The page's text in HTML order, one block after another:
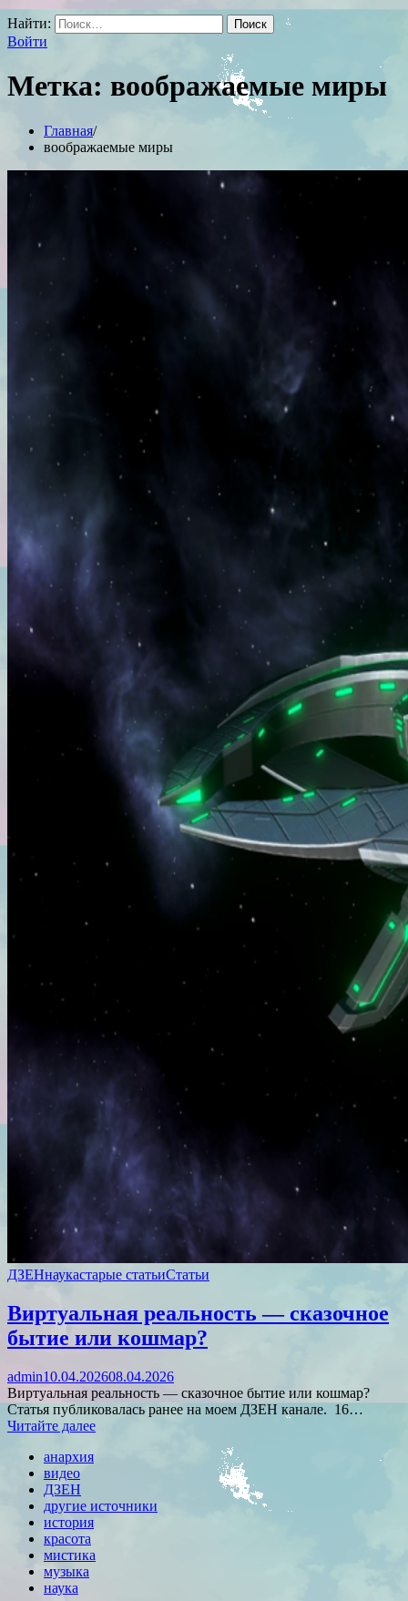
Найти:
Войти
Метка: воображаемые миры
Главная
воображаемые миры
ДЗЕНнаукастарые статьиСтатьи
Виртуальная реальность — сказочное
бытие или кошмар?
admin10.04.202608.04.2026
Виртуальная реальность — сказочное бытие или кошмар?
Статья публиковалась ранее на моем ДЗЕН канале. 16…
Читайте далее
анархия
видео
ДЗЕН
другие источники
история
красота
мистика
музыка
наука